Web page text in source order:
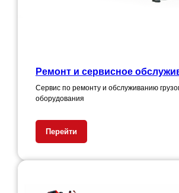
Ремонт и сервисное
Сервис по ремонту и обслуживанию
оборудования
Перейти